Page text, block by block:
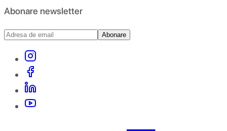
Abonare newsletter
Abonare